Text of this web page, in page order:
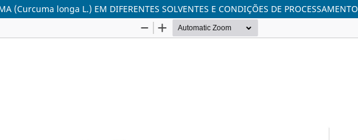
(Curcuma longa L.) EM DIFERENTES SOLVENTES E CONDIÇÕES DE PROCESSAMENTO